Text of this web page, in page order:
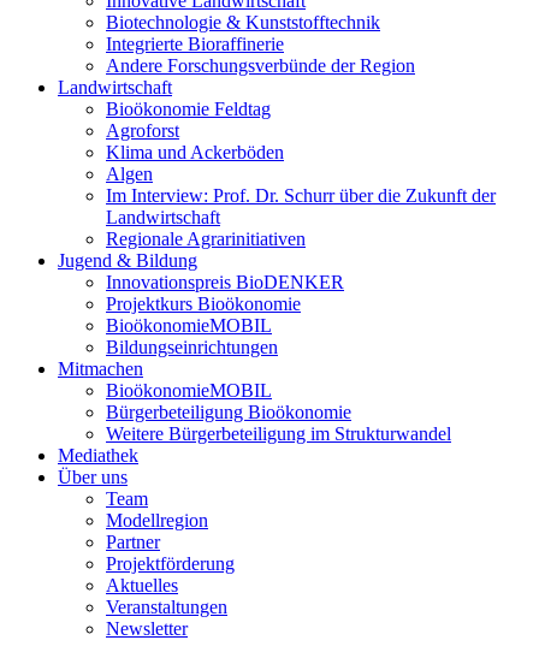
Biotechnologie & Kunststofftechnik
Integrierte Bioraffinerie
Andere Forschungsverbünde der Region
Landwirtschaft
Bioökonomie Feldtag
Agroforst
Klima und Ackerböden
Algen
Im Interview: Prof. Dr. Schurr über die Zukunft der
Landwirtschaft
Regionale Agrarinitiativen
Jugend & Bildung
Innovationspreis BioDENKER
Projektkurs Bioökonomie
BioökonomieMOBIL
Bildungseinrichtungen
Mitmachen
BioökonomieMOBIL
Bürgerbeteiligung Bioökonomie
Weitere Bürgerbeteiligung im Strukturwandel
Mediathek
Über uns
Team
Modellregion
Partner
Projektförderung
Aktuelles
Veranstaltungen
Newsletter